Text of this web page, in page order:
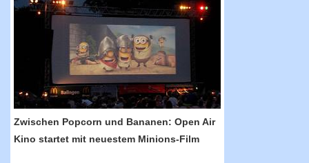
RTF.1-Nachrichten: Zwischen Popcorn und
Bananen: Open Air Kino startet mit neuestem
Minions-Film
Zwischen Popcorn und Bananen: Open Air
Kino startet mit neuestem Minions-Film